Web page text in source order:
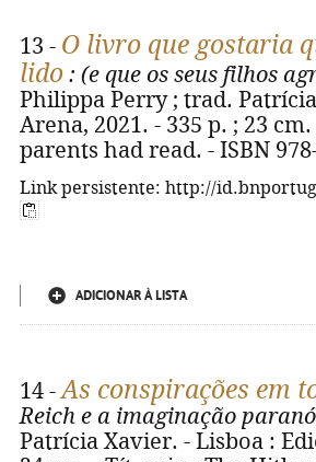
13 - O livro que gostaria
lido : (e que os seus filhos
Philippa Perry ; trad.
Arena, 2021. - 335 p. ; 23
parents had read. - ISBN
Link persistente: http://
ADICIONAR À LISTA
14 -As conspirações em
Reich e a imaginação
Patrícia Xavier. - Lisboa :